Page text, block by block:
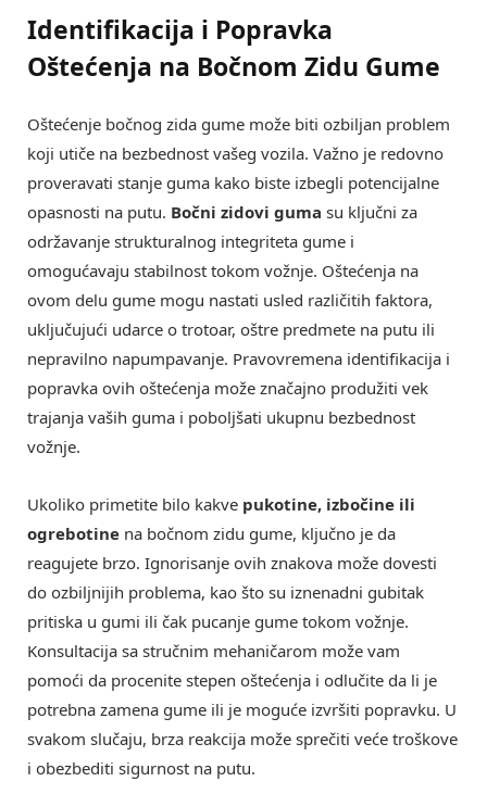
Identifikacija i Popravka
Oštećenja na Bočnom Zidu Gume
Oštećenje bočnog zida gume može biti ozbiljan problem
koji utiče na bezbednost vašeg vozila. Važno je redovno
proveravati stanje guma kako biste izbegli potencijalne
opasnosti na putu. Bočni zidovi guma su ključni za
održavanje strukturalnog integriteta gume i
omogućavaju stabilnost tokom vožnje. Oštećenja na
ovom delu gume mogu nastati usled različitih faktora,
uključujući udarce o trotoar, oštre predmete na putu ili
nepravilno napumpavanje. Pravovremena identifikacija i
popravka ovih oštećenja može značajno produžiti vek
trajanja vaših guma i poboljšati ukupnu bezbednost
vožnje.
Ukoliko primetite bilo kakve pukotine, izbočine ili
ogrebotine na bočnom zidu gume, ključno je da
reagujete brzo. Ignorisanje ovih znakova može dovesti
do ozbiljnijih problema, kao što su iznenadni gubitak
pritiska u gumi ili čak pucanje gume tokom vožnje.
Konsultacija sa stručnim mehaničarom može vam
pomoći da procenite stepen oštećenja i odlučite da li je
potrebna zamena gume ili je moguće izvršiti popravku. U
svakom slučaju, brza reakcija može sprečiti veće troškove
i obezbediti sigurnost na putu.